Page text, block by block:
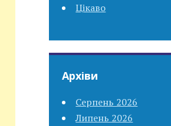
Цікаво
Архіви
Серпень 2026
Липень 2026